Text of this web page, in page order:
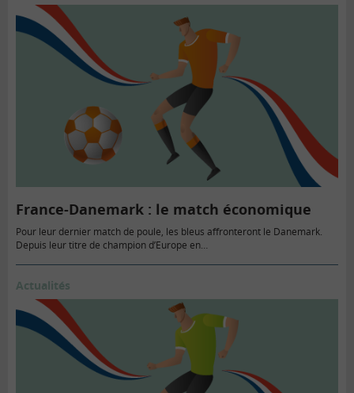
France-Danemark : le match économique
Pour leur dernier match de poule, les bleus affronteront le Danemark.
Depuis leur titre de champion d’Europe en…
Actualités